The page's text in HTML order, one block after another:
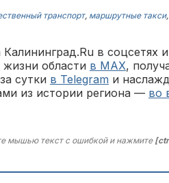
транспорт, маршрутные такси
в соцсетях
области в MAX,
сутки в Telegram и
из истории региона — во
мышью текст с ошибкой и нажмите